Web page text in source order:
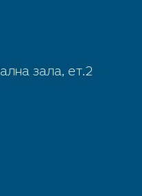
зала, ет.2